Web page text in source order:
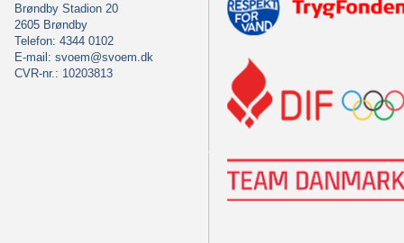
Brøndby Stadion 20
2605 Brøndby
Telefon: 4344 0102
E-mail: svoem@svoem.dk
CVR-nr.: 10203813